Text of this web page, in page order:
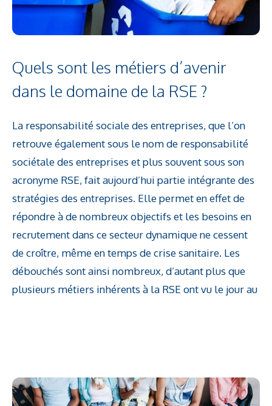
Quels sont les métiers d’avenir
dans le domaine de la RSE ?
La responsabilité sociale des entreprises, que l’on
retrouve également sous le nom de responsabilité
sociétale des entreprises et plus souvent sous son
acronyme RSE, fait aujourd’hui partie intégrante des
stratégies des entreprises. Elle permet en effet de
répondre à de nombreux objectifs et les besoins en
recrutement dans ce secteur dynamique ne cessent
de croître, même en temps de crise sanitaire. Les
débouchés sont ainsi nombreux, d’autant plus que
plusieurs métiers inhérents à la RSE ont vu le jour au